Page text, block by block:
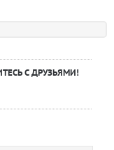
С ДРУЗЬЯМИ!